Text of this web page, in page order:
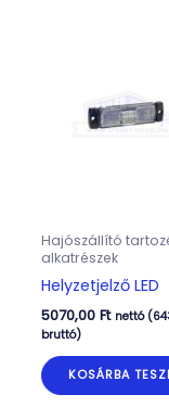
Hajószállító
alkatrészek
Helyzetjelző LED
5070,00 Ft nettó (
bruttó)
KOSÁRBA